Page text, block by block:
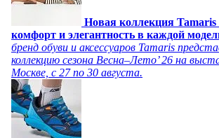
Новая коллекция Tamaris
комфорт и элегантность в каждой
бренд обуви и аксессуаров Tamaris
коллекцию сезона Весна–Лето’ 26 на
Москве, с 27 по 30 августа.